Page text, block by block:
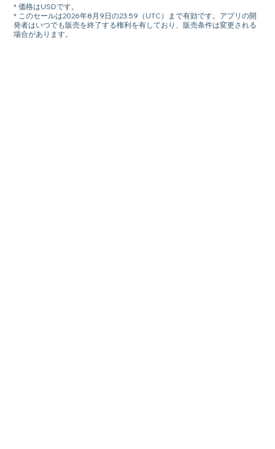
* 価格はUSDです。
* このセールは2026年8月9日の23:59（UTC）まで有効です。アプリの開
発者はいつでも販売を終了する権利を有しており、販売条件は変更される
場合があります。